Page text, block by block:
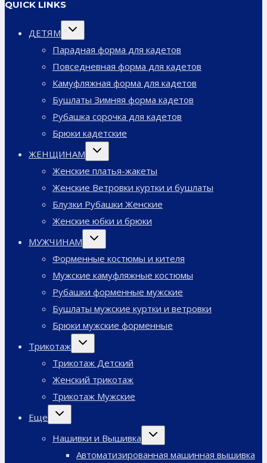
QUICK LINKS
ДЕТЯМ
Переключить
Парадная форма для кадетов
Повседневная форма для кадетов
Камуфляжная форма для кадетов
Бушлаты Зимняя форма кадетов
Рубашка сорочка для кадетов
Брюки кадетские
ЖЕНЩИНАМ
Переключить
Женские платья-жакеты
Женские Ветровки куртки и бушлаты
Блузки Рубашки Женские
Женские юбки и брюки
МУЖЧИНАМ
Переключить
Форменные костюмы и кителя
Мужские камуфляжные костюмы
Рубашки форменные мужские
Бушлаты мужские куртки и ветровки
Брюки мужские форменные
Трикотаж
Переключить
Трикотаж Детский
Женский трикотаж
Трикотаж Мужские
Еще
Переключить
Нашивки и Вышивка
Переключить
Автоматизированная машинная вышивка